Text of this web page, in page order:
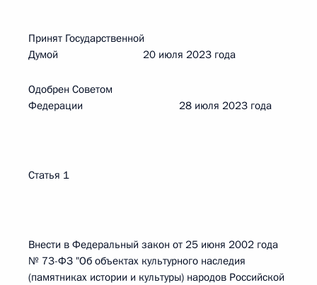
Принят Государственной
Думой 20 июля 2023 года
Одобрен Советом
Федерации 28 июля 2023 года
Статья 1
Внести в Федеральный закон от 25 июня 2002 года
№ 73-ФЗ "Об объектах культурного наследия
(памятниках истории и культуры) народов Российской